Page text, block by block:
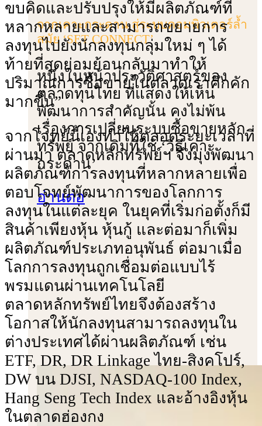
จากเคาะกระดาน สู่ระบบคอมพิวเตอร์ล้ำ
สมัย ‘SET CONNECT’
หนึ่งในหน้าประวัติศาสตร์ของ
ตลาดทุนไทย ที่แสดงให้เห็น
พัฒนาการสําคัญนั้น คงไม่พ้น
เรื่องการเปลี่ยนระบบซื้อขายหลัก
ทรัพย์ จากเดิมที่ใช้ ‘วิธีเคาะ
กระดาน’
อ่านต่อ
ขบคิดและปรับปรุงให้มีผลิตภัณฑ์ที่
หลากหลายและสามารถขยายการ
ลงทุนไปยังนักลงทุนกลุ่มใหม่ ๆ ได้
ท้ายที่สุดย่อมย้อนกลับมาทําให้
ปริมาณการซื้อขายในตลาดเราคึกคัก
มากขึ้น”
จากโจทย์นี้เองทําให้ตลอดระยะเวลาที่
ผ่านมา ตลาดหลักทรัพย์ฯ จึงมุ่งพัฒนา
ผลิตภัณฑ์การลงทุนที่หลากหลายเพื่อ
ตอบโจทย์พัฒนาการของโลกการ
ลงทุนในแต่ละยุค ในยุคที่เริ่มก่อตั้งก็มี
สินค้าเพียงหุ้น หุ้นกู้ และต่อมาก็เพิ่ม
ผลิตภัณฑ์ประเภทอนุพันธ์ ต่อมาเมื่อ
โลกการลงทุนถูกเชื่อมต่อแบบไร้
พรมแดนผ่านเทคโนโลยี
ตลาดหลักทรัพย์ไทยจึงต้องสร้าง
โอกาสให้นักลงทุนสามารถลงทุนใน
ต่างประเทศได้ผ่านผลิตภัณฑ์ เช่น
ETF, DR, DR Linkage ไทย-สิงคโปร์,
DW บน DJSI, NASDAQ-100 Index,
Hang Seng Tech Index และอ้างอิงหุ้น
ในตลาดฮ่องกง